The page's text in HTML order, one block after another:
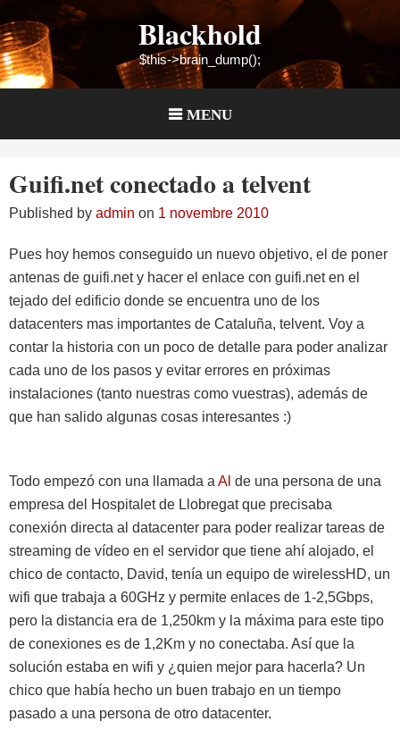
to
content
Blackhold
$this->brain_dump();
MENU
Guifi.net conectado a telvent
Published by admin on 1 novembre 2010
Pues hoy hemos conseguido un nuevo objetivo, el de poner
antenas de guifi.net y hacer el enlace con guifi.net en el
tejado del edificio donde se encuentra uno de los
datacenters mas importantes de Cataluña, telvent. Voy a
contar la historia con un poco de detalle para poder analizar
cada uno de los pasos y evitar errores en próximas
instalaciones (tanto nuestras como vuestras), además de
que han salido algunas cosas interesantes :)
Todo empezó con una llamada a Al de una persona de una
empresa del Hospitalet de Llobregat que precisaba
conexión directa al datacenter para poder realizar tareas de
streaming de vídeo en el servidor que tiene ahí alojado, el
chico de contacto, David, tenía un equipo de wirelessHD, un
wifi que trabaja a 60GHz y permite enlaces de 1-2,5Gbps,
pero la distancia era de 1,250km y la máxima para este tipo
de conexiones es de 1,2Km y no conectaba. Así que la
solución estaba en wifi y ¿quien mejor para hacerla? Un
chico que había hecho un buen trabajo en un tiempo
pasado a una persona de otro datacenter.